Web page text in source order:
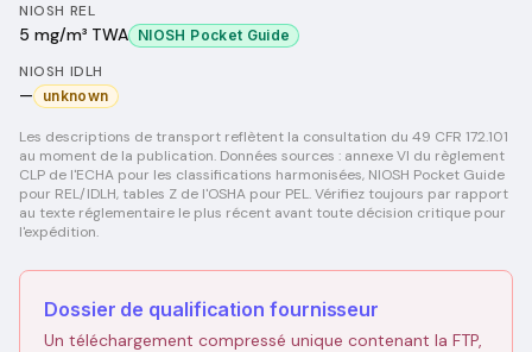
NIOSH REL
5 mg/m³ TWA NIOSH Pocket Guide
NIOSH IDLH
— unknown
Les descriptions de transport reflètent la consultation du 49 CFR 172.101
au moment de la publication. Données sources : annexe VI du règlement
CLP de l'ECHA pour les classifications harmonisées, NIOSH Pocket Guide
pour REL/IDLH, tables Z de l'OSHA pour PEL. Vérifiez toujours par rapport
au texte réglementaire le plus récent avant toute décision critique pour
l'expédition.
Dossier de qualification fournisseur
Un téléchargement compressé unique contenant la FTP,